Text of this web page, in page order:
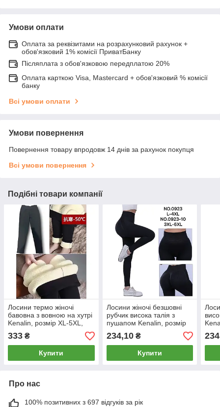
Умови оплати
Оплата за реквізитами на розрахунковий рахунок +
обов'язковий 1% комісії ПриватБанку
Післяплата з обов'язковою передплатою 20%
Оплата карткою Visa, Mastercard + обов'язковий % комісії
банку
Всі умови оплати
Умови повернення
Повернення товару впродовж 14 днів за рахунок покупця
Всі умови повернення
Подібні товари компанії
Лосини термо жіночі
бавовна з вовною на хутрі
Kenalin, розмір XL-5XL,
чорні, 9180
333 ₴
Купити
Лосини жіночі безшовні
рубчик висока талія з
пушапом Kenalin, розмір
L-4XL (46-54), чорні, 0923
234,10₴
Купити
Про нас
100% позитивних з 697 відгуків за рік